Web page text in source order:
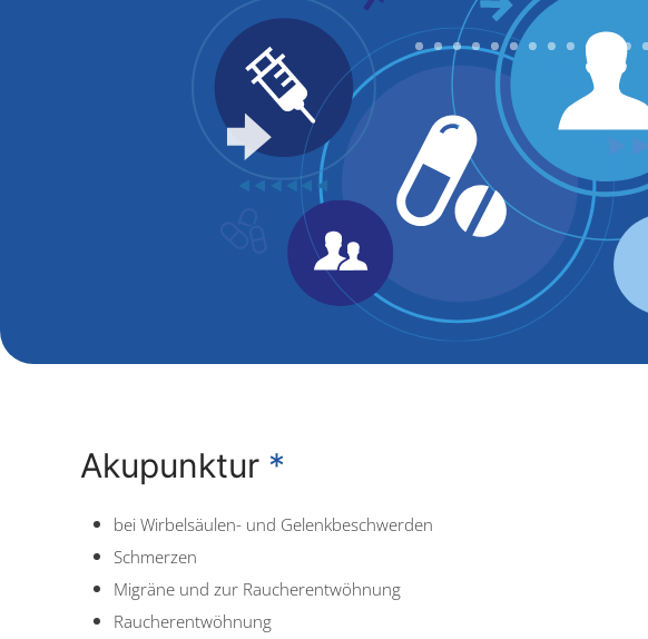
Akupunktur *
bei Wirbelsäulen- und Gelenkbeschwerden
Schmerzen
Migräne und zur Raucherentwöhnung
Raucherentwöhnung